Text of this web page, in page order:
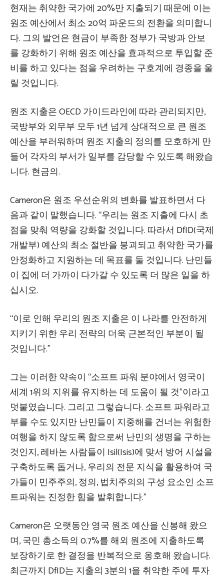
현재는 취약한 국가에 20%만 지출되기 때문에 이는
원조 예산에서 최소 20억 파운드의 전환을 의미합니
다. 그의 발언은 현금이 부족한 정부가 국방과 안보
를 강화하기 위해 원조 예산을 효과적으로 투입할 준
비를 하고 있다는 점을 우려하는 구호계에 경종을 울
릴 것입니다.
원조 지출은 OECD 가이드라인에 따라 관리되지만,
국방부와 외무부 모두 1년 넘게 상대적으로 큰 원조
예산을 부러워하며 원조 지출의 정의를 모호하게 만
들어 각자의 부서가 일부를 감당할 수 있도록 해왔습
니다. 현금의.
Cameron은 원조 우선순위의 변화를 발표하면서 다
음과 같이 말했습니다. “우리는 원조 지출에 다시 초
점을 맞춰 역량을 강화할 것입니다. 따라서 DfID(국제
개발부) 예산의 최소 절반을 붕괴되고 취약한 국가를
안정화하고 지원하는 데 목표를 둘 것입니다. 난민들
이 집에 더 가까이 다가갈 수 있도록 더 많은 일을 하
십시오.
“이로 인해 우리의 원조 지출은 이 나라를 안전하게
지키기 위한 우리 전략의 더욱 근본적인 부분이 될
것입니다.”
그는 이러한 약속이 “소프트 파워 분야에서 영국이
세계 1위의 지위를 유지하는 데 도움이 될 것”이라고
덧붙였습니다. 그리고 그렇습니다. 소프트 파워라고
부를 수도 있지만 난민들이 지중해를 건너는 위험한
여행을 하지 않도록 함으로써 난민의 생명을 구하는
것인지, 레바논 사람들이 Isil(Isis)에 맞서 방어 시설을
구축하도록 돕거나, 우리의 전문 지식을 활용하여 국
가들이 민주주의, 정의, 법치주의의 구성 요소인 소프
트파워는 진정한 힘을 발휘합니다.”
Cameron은 오랫동안 영국 원조 예산을 신봉해 왔으
며, 국민 총소득의 0.7%를 해외 원조에 지출하도록
보장하기로 한 결정을 반복적으로 옹호해 왔습니다.
최근까지 DfID는 지출의 3분의 1을 취약한 주에 투자